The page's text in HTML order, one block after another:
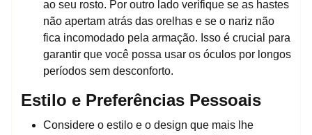
ao seu rosto. Por outro lado verifique se as hastes
não apertam atrás das orelhas e se o nariz não
fica incomodado pela armação. Isso é crucial para
garantir que você possa usar os óculos por longos
períodos sem desconforto.
Estilo e Preferências Pessoais
Considere o estilo e o design que mais lhe